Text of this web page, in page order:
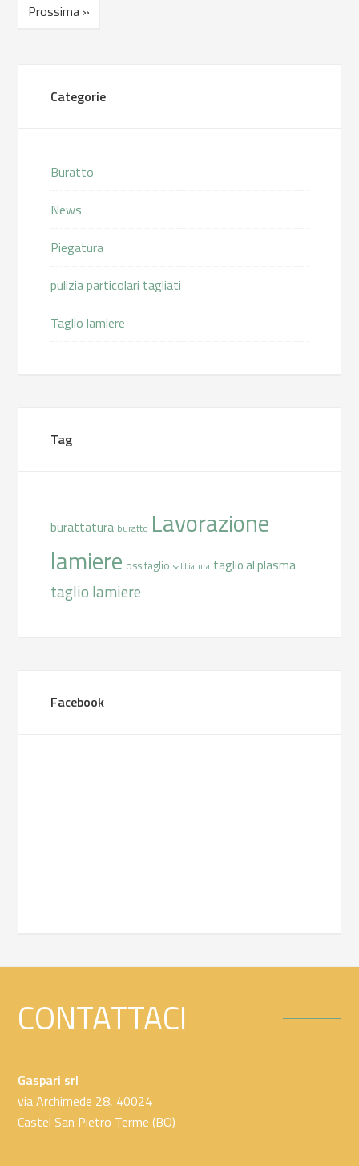
Prossima »
Categorie
Buratto
News
Piegatura
pulizia particolari tagliati
Taglio lamiere
Tag
burattatura buratto Lavorazione
lamiere ossitaglio sabbiatura taglio al plasma
taglio lamiere
Facebook
CONTATTACI
Gaspari srl
via Archimede 28, 40024
Castel San Pietro Terme (BO)